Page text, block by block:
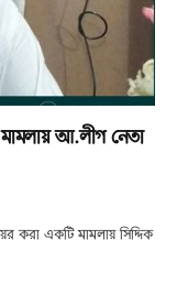
আ.লীগ নেতা
করা একটি মামলায় সিদ্দিক